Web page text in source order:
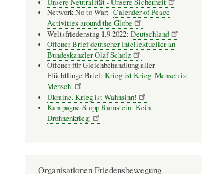
Unsere Neutralität - Unsere Sicherheit
Network No to War: Calender of Peace
Activities around the Globe
Weltsfriedenstag 1.9.2022: Deutschland
Offener Brief deutscher Intellektueller an
Bundeskanzler Olaf Scholz
Offener für Gleichbehandlung aller
Flüchtlinge Brief: Krieg ist Krieg. Mensch ist
Mensch.
Ukraine. Krieg ist Wahnsinn!
Kampagne Stopp Ramstein: Kein
Drohnenkrieg!
Organisationen Friedensbewegung